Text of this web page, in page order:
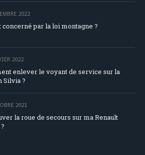
2022
concerné par la loi montagne ?
2022
enlever le voyant de service sur la
Silvia ?
2021
la roue de secours sur ma Renault